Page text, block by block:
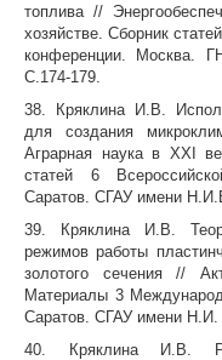
топлива //
хозяйстве. Сборник
конференции. Москва.
С.174-179.
38. Кряклина И.В.
для создания
Аграрная наука в ХХI
статей 6
Саратов. СГАУ имени
39. Кряклина И.В.
режимов работы
золотого сечения //
Материалы 3
Саратов. СГАУ имени Н.И.
40. Кряклина И.В.